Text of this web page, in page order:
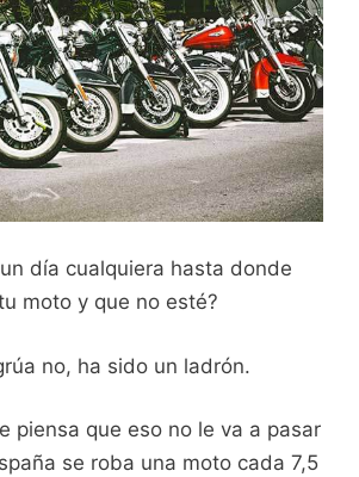
día cualquiera hasta donde
moto y que no esté?
no, ha sido un ladrón.
piensa que eso no le va a pasar
se roba una moto cada 7,5